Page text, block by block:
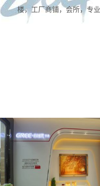
楼，工厂商铺，会所，专